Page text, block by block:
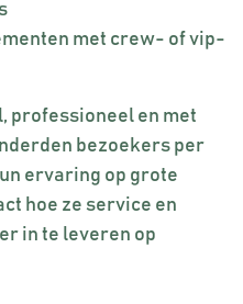
met crew- of vip-
professioneel en met
bezoekers per
ervaring op grote
hoe ze service en
in te leveren op